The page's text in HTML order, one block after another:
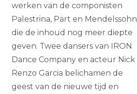
werken van de componisten
Palestrina, Pärt en Mendelssohn
die de inhoud nog meer diepte
geven. Twee dansers van IRON
Dance Company en acteur Nick
Renzo Garcia belichamen de
geest van de nieuwe tijd en